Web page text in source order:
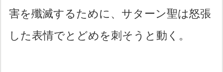
害を殲滅するために、サターン聖は怒張
した表情でとどめを刺そうと動く。